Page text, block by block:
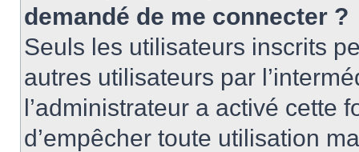
demandé de me connecter ?
Seuls les utilisateurs inscrits
autres utilisateurs par
l’administrateur a activé cette
d’empêcher toute utilisation